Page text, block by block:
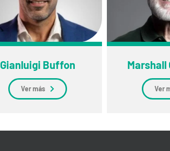
Gianluigi Buffon
Ver más
Marshall
Ver